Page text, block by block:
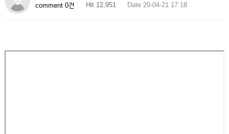
comment 0건
Hit 12,951 Date 20-04-21 17:18